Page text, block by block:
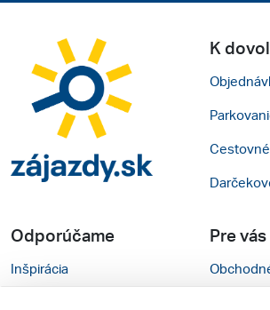
K
Odporúčame
Inšpirácia
Pre vás